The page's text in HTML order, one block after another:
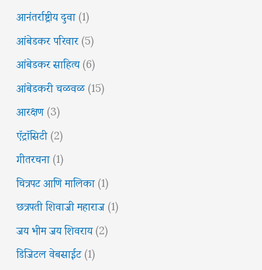
आनंतर्राष्ट्रीय दुवा(1)
आंबेडकर परिवार(5)
आंबेडकर साहित्य(6)
आंबेडकरी चळवळ(15)
आरक्षण(3)
ऍट्रॉसिटी(2)
गीतरचना(1)
चित्रपट आणि मालिका(1)
छत्रपती शिवाजी महाराज(1)
जय भीम जय शिवराय(2)
डिजिटल वेबसाईट(1)